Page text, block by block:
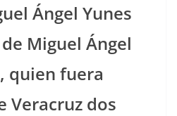
Ángel Yunes
Miguel Ángel
quien fuera
Veracruz dos